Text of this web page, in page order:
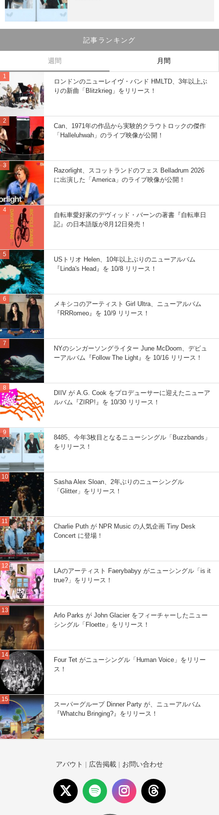
記事ランキング
週間 月間
ロンドンのニューレイヴ・バンド HMLTD、3年以上ぶ
りの新曲「Blitzkrieg」をリリース！
Can、1971年の作品から実験的クラウトロックの傑作
「Halleluhwah」のライブ映像が公開！
Razorlight、スコットランドのフェス Belladrum 2026
に出演した「America」のライブ映像が公開！
自転車愛好家のデヴィッド・バーンの著書『自転車日
記』の日本語版が8月12日発売！
USトリオ Helen、10年以上ぶりのニューアルバム
『Linda's Head』を 10/8 リリース！
メキシコのアーティスト Girl Ultra、ニューアルバム
『RRRomeo』を 10/9 リリース！
NYのシンガーソングライター June McDoom、デビュ
ーアルバム『Follow The Light』を 10/16 リリース！
DIIV が A.G. Cook をプロデューサーに迎えたニューア
ルバム『ZIRP!』を 10/30 リリース！
8485、今年3枚目となるニューシングル「Buzzbands」
をリリース！
Sasha Alex Sloan、2年ぶりのニューシングル
「Glitter」をリリース！
Charlie Puth が NPR Music の人気企画 Tiny Desk
Concert に登場！
LAのアーティスト Faerybabyy がニューシングル「is it
true?」をリリース！
Arlo Parks が John Glacier をフィーチャーしたニュー
シングル「Floette」をリリース！
Four Tet がニューシングル「Human Voice」をリリー
ス！
スーパーグループ Dinner Party が、ニューアルバム
『Whatchu Bringing?』をリリース！
アバウト | 広告掲載 | お問い合わせ